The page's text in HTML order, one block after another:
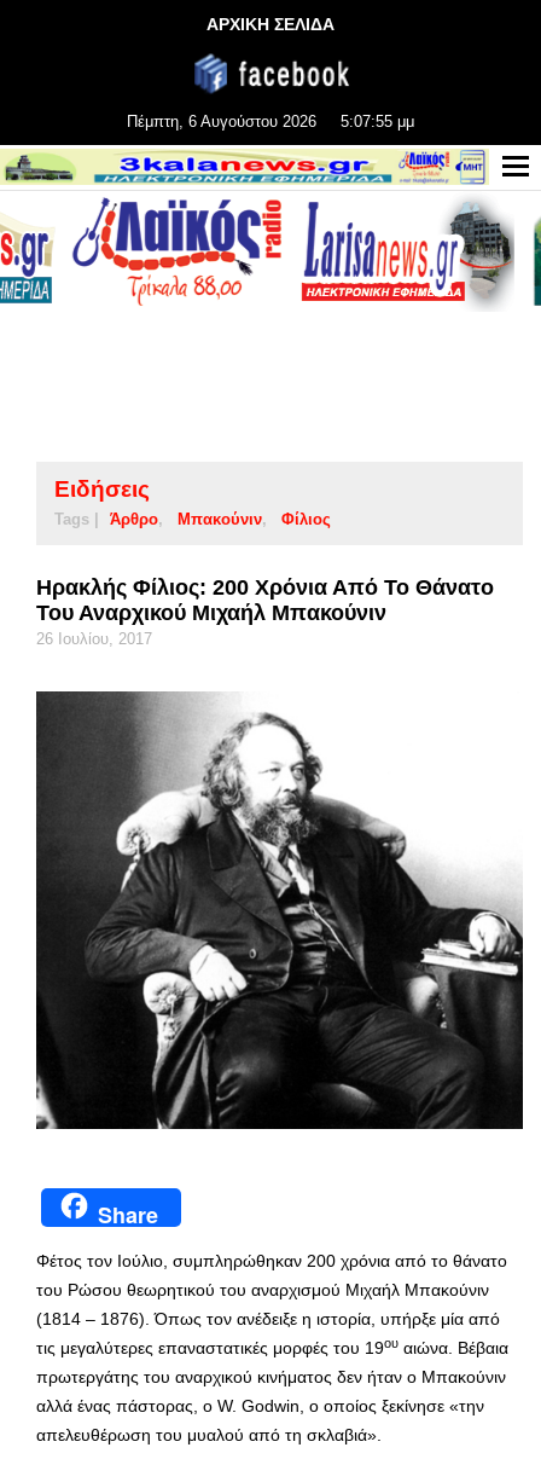
ΑΡΧΙΚΗ ΣΕΛΙΔΑ
Πέμπτη, 6 Αυγούστου 2026 5:07:57 μμ
Ειδήσεις
Tags | Άρθρο Μπακούνιν Φίλιος
Ηρακλής Φίλιος: 200 Χρόνια Από Το Θάνατο
Του Αναρχικού Μιχαήλ Μπακούνιν
26 Ιουλίου, 2017
Share
Φέτος τον Ιούλιο, συμπληρώθηκαν 200 χρόνια από το θάνατο
του Ρώσου θεωρητικού του αναρχισμού Μιχαήλ Μπακούνιν
(1814 – 1876). Όπως τον ανέδειξε η ιστορία, υπήρξε μία από
τις μεγαλύτερες επαναστατικές μορφές του 19ου αιώνα. Βέβαια
πρωτεργάτης του αναρχικού κινήματος δεν ήταν ο Μπακούνιν
αλλά ένας πάστορας, ο W. Godwin, ο οποίος ξεκίνησε «την
απελευθέρωση του μυαλού από τη σκλαβιά».